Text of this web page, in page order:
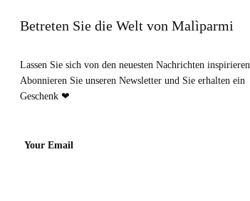
Betreten Sie die Welt von Malìparmi
Lassen Sie sich von den neuesten Nachrichten inspirieren.
Abonnieren Sie unseren Newsletter und Sie erhalten ein
Geschenk ❤
Your Email